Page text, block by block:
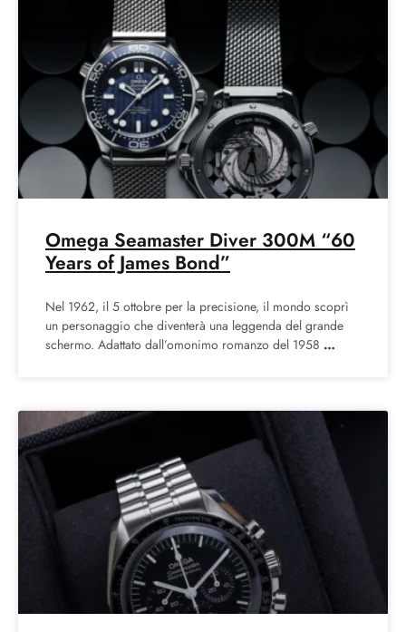
Omega Seamaster Diver 300M “60
Years of James Bond”
Nel 1962, il 5 ottobre per la precisione, il mondo scoprì
un personaggio che diventerà una leggenda del grande
schermo. Adattato dall’omonimo romanzo del 1958